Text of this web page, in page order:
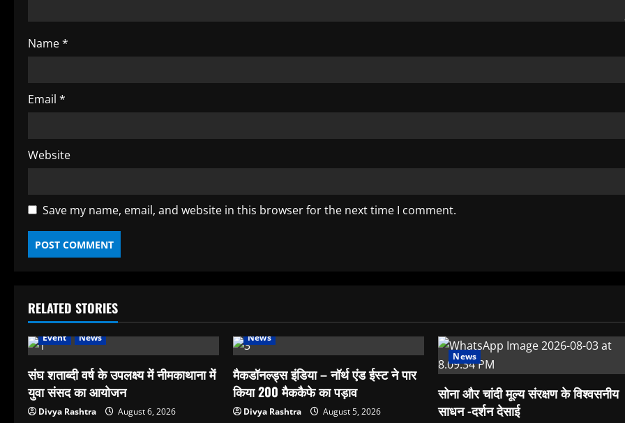
i
n
g
Name*
Email *
Website
Save my name, email, and website in this browser for the next time I comment.
RELATED STORIES
Event News
संघ शताब्दी वर्ष के उपलक्ष्य में नीमकाथाना में
युवा संसद का आयोजन
Divya Rashtra August 6, 2026
News
मैकडॉनल्ड्स इंडिया – नॉर्थ एंड ईस्ट ने पार
किया 200 मैककैफे का पड़ाव
Divya Rashtra August 5, 2026
News
सोना और चांदी मूल्य संरक्षण के विश्वसनीय
साधन -दर्शन देसाई